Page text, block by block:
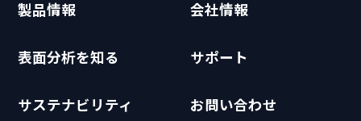
製品情報 会社情報
表面分析を知る サポート
サステナビリティ お問い合わせ